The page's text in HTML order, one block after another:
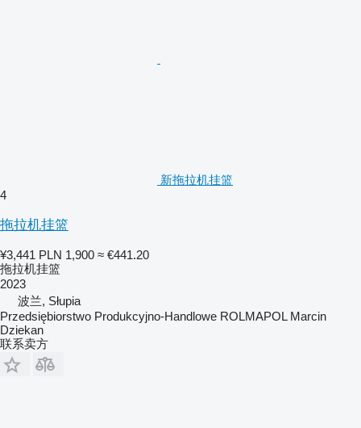
新拖拉机挂篮
4
拖拉机挂篮
¥3,441 PLN 1,900 ≈ €441.20
拖拉机挂篮
2023
波兰, Słupia
Przedsiębiorstwo Produkcyjno-Handlowe ROLMAPOL Marcin
Dziekan
联系卖方